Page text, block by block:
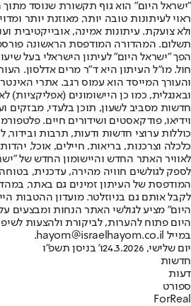
"ישראל היום" הוא גוף תקשורת שנוסד מתוך
ראוי לעיתונות טובה יותר, מאוזנת יותר
ולא צועקת. עיתונות אמינה, אובייקטיבית
הפך "ישראל היום" לעיתון הישראלי בעל
חול. מו"ל העיתון היא ד"ר מרים אדלסון.
והעורך המייסד הוא עמוס רגב. אתרי
חדשות מסביב לשעון, תוכן בלעדי, מבזקים
וידיאו, פודקאסטים ושידורים חיים.
כוללות ערוצי חדשות ודעות, תרבות ובידור,
לאוויר האתר החדש והיישומון החדש של
לספק לגולשים חוויה מהירה, עדכנית,
המודפסת של העיתון זמינים גם באתר,
לקבל אותם גם בניוזלטר. מועדון ההטבות
היום" מציע לגולשי האתר הנחות ומבצעים
היום פתוח להערות, לביקורת ולהצעות
במייל hayom@israelhayom.co.il.
יום שלישי, 24.3.2026
ו' בניסן תשפ"ו
חדשות
דעות
ספורט
ForReal